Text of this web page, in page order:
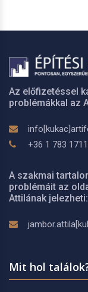
Az előfizetéssel
problémákkal az
+36 1 783 1711
A szakmai
problémáit az
Attilának jelezheti:
Mit hol